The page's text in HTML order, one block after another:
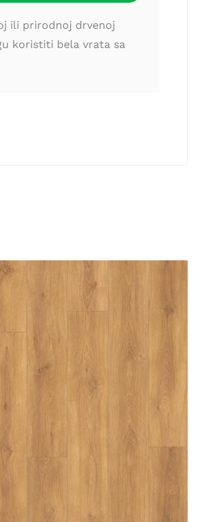
ili prirodnoj drvenoj
koristiti bela vrata sa